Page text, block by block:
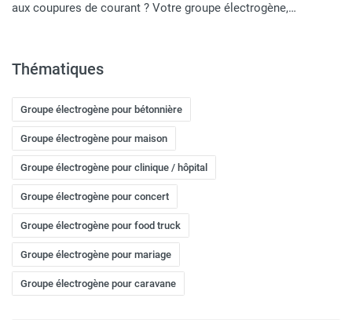
aux coupures de courant ? Votre groupe électrogène,…
Thématiques
Groupe électrogène pour bétonnière
Groupe électrogène pour maison
Groupe électrogène pour clinique / hôpital
Groupe électrogène pour concert
Groupe électrogène pour food truck
Groupe électrogène pour mariage
Groupe électrogène pour caravane